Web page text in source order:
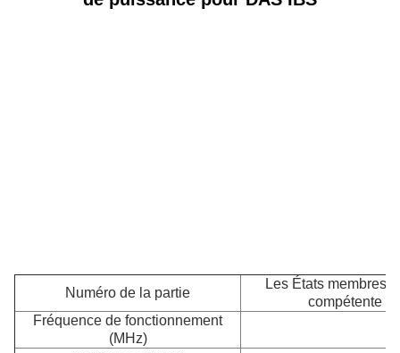
Numéro de la partie
Les États membres
compétente
Fréquence de fonctionnement
(MHz)